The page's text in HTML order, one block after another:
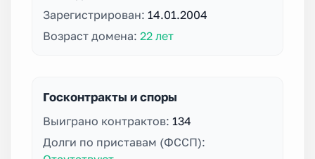
Зарегистрирован: 14.01.2004
Возраст домена: 22 лет
Госконтракты и споры
Выиграно контрактов: 134
Долги по приставам (ФССП):